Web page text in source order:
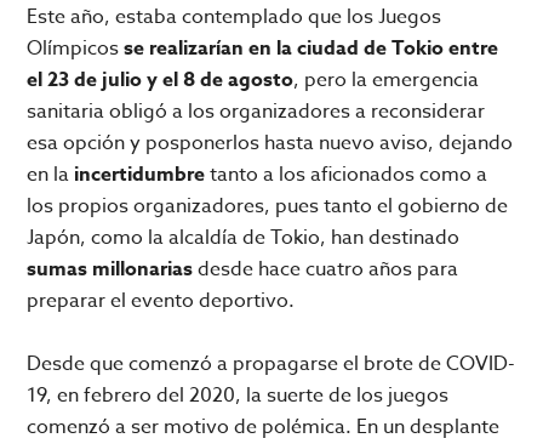
Este año, estaba contemplado que los Juegos
Olímpicosse realizarían en la ciudad de Tokio entre
el 23 de julio y el 8 de agosto, pero la emergencia
sanitaria obligó a los organizadores a reconsiderar
esa opción y posponerlos hasta nuevo aviso, dejando
en la incertidumbretanto a los aficionados como a
los propios organizadores, pues tanto el gobierno de
Japón, como la alcaldía de Tokio, han destinado
sumas millonariasdesde hace cuatro años para
preparar el evento deportivo.
Desde que comenzó a propagarse el brote de COVID-
19, en febrero del 2020, la suerte de los juegos
comenzó a ser motivo de polémica. En un desplante